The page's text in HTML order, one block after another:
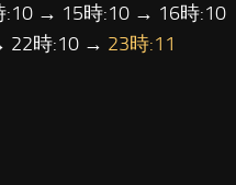
→ 15時:10 → 16時:10
22時:10 → 23時:11